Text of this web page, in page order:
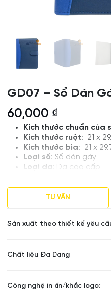
GD07 – Sổ Dán
60,000 ₫
Kích thước chuẩn của
Kích thước ruột: 21 x
Kích thước bìa: 21 x
Loại sổ: Sổ dán gáy
Loại da: Da cao cấp
Giá tham khảo , Số
Số lượng khác vui lòng
TƯ VẤN
Sản xuất theo thiết kế yêu
Chất liệu Đa Dạng
Công nghệ in ấn/khắc logo: